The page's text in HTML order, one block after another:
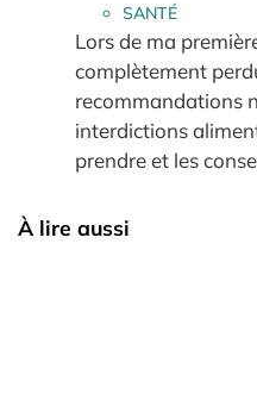
SANTÉ
Lors de ma
complètement
recommandations
interdictions
prendre et les
À lire aussi